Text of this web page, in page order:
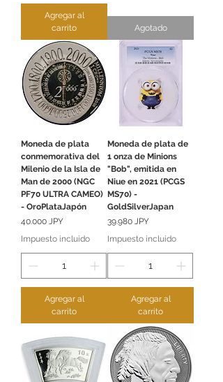
Agregar al
carrito
Agotado
Moneda de plata
conmemorativa del
Milenio de la Isla de
Man de 2000 (NGC
PF70 ULTRA CAMEO)
- OroPlataJapón
Precio
40.000 JPY
Impuesto incluido
Agregar al
carrito
Moneda de plata de
1 onza de Minions
"Bob", emitida en
Niue en 2021 (PCGS
MS70) -
GoldSilverJapan
Precio
39.980 JPY
Impuesto incluido
Agregar al
carrito